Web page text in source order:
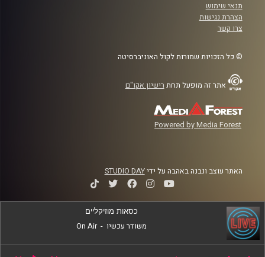
תנאי שימוש
הצהרת נגישות
צרו קשר
© כל הזכויות שמורות לקול האוניברסיטה
אתר זה מופעל תחת רישיון אקו"ם
Powered by Media Forest
האתר עוצב ונבנה באהבה על ידיSTUDIO DAY
כסאות מוזיקליים
משודר עכשיו -
On Air